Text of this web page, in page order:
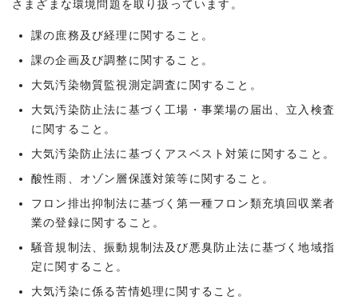
さまざまな環境問題を取り扱っています。
課の庶務及び経理に関すること。
課の企画及び調整に関すること。
大気汚染物質監視測定調査に関すること。
大気汚染防止法に基づく工場・事業場の届出、立入検査
に関すること。
大気汚染防止法に基づくアスベスト対策に関すること。
酸性雨、オゾン層保護対策等に関すること。
フロン排出抑制法に基づく第一種フロン類充填回収業者
業の登録に関すること。
騒音規制法、振動規制法及び悪臭防止法に基づく地域指
定に関すること。
大気汚染に係る苦情処理に関すること。